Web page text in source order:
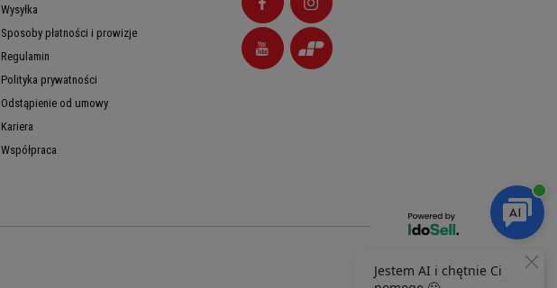
Wysyłka
Sposoby płatności i prowizje
Regulamin
Polityka prywatności
Odstąpienie od umowy
Kariera
Współpraca